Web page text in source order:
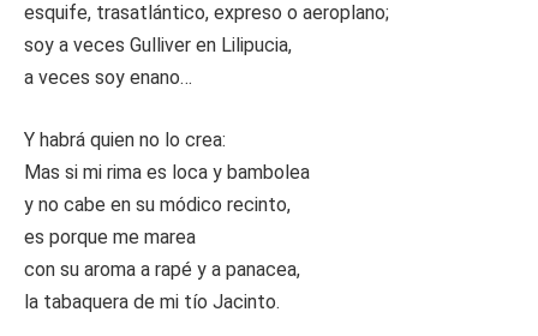
esquife, trasatlántico, expreso o aeroplano;
soy a veces Gulliver en Lilipucia,
a veces soy enano…
Y habrá quien no lo crea:
Mas si mi rima es loca y bambolea
y no cabe en su módico recinto,
es porque me marea
con su aroma a rapé y a panacea,
la tabaquera de mi tío Jacinto.